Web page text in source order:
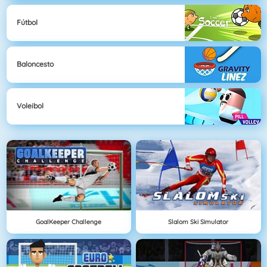
Fútbol
Baloncesto
Voleibol
GoalKeeper Challenge Slalom Ski Simulator